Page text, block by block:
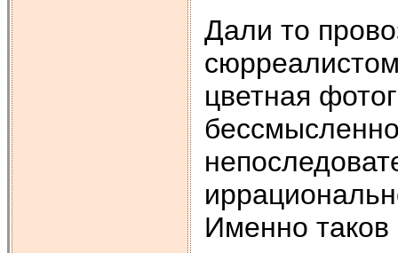
Дали то
цветная
Именно